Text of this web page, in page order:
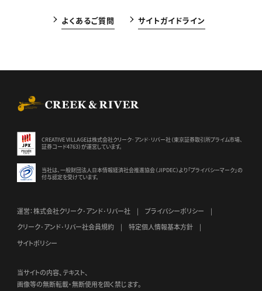
よくあるご質問 サイトガイドライン
CREATIVE VILLAGEは株式会社クリーク･アンド･リバー社（東京証券取引所プライム市場、
証券コード4763）が運営しています。
当社は、一般財団法人日本情報経済社会推進協会（JIPDEC）より 「プライバシーマーク」の
付与認定を受けています。
運営：株式会社クリーク･アンド･リバー社
プライバシーポリシー
クリーク･アンド･リバー社会員規約
特定個人情報基本方針
サイトポリシー
当サイトの内容、テキスト、
画像等の無断転載・無断使用を固く禁じます。